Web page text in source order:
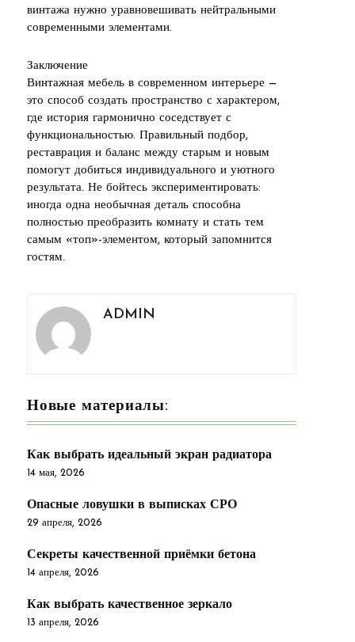
винтажа нужно уравновешивать нейтральными
современными элементами.
Заключение
Винтажная мебель в современном интерьере —
это способ создать пространство с характером,
где история гармонично соседствует с
функциональностью. Правильный подбор,
реставрация и баланс между старым и новым
помогут добиться индивидуального и уютного
результата. Не бойтесь экспериментировать:
иногда одна необычная деталь способна
полностью преобразить комнату и стать тем
самым «топ»-элементом, который запомнится
гостям.
ADMIN
Новые материалы:
Как выбрать идеальный экран радиатора
14 мая, 2026
Опасные ловушки в выписках СРО
29 апреля, 2026
Секреты качественной приёмки бетона
14 апреля, 2026
Как выбрать качественное зеркало
13 апреля, 2026